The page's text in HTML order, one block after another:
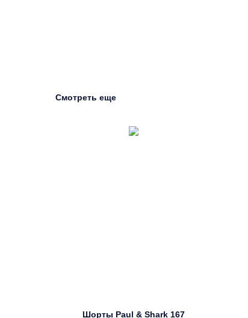
Смотреть еще
Шорты Paul & Shark 167